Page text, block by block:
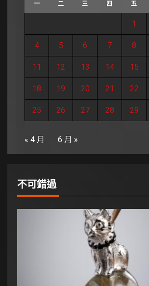
一 二 三 四 五
1
4 5 6 7 8
11 12 13 14 15
18 19 20 21 22
25 26 27 28 29
« 4 月 6 月 »
不可錯過